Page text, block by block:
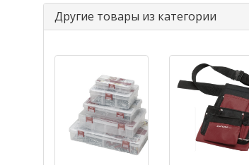
Другие товары из категории